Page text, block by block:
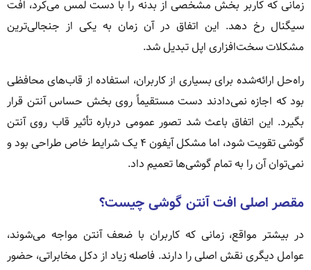
زمانی که کاربر بخش مشخصی از بدنه را با دست لمس می‌کرد، افت
سیگنال رخ دهد. این اتفاق در آن زمان به یکی از جنجالی‌ترین
مشکلات سخت‌افزاری اپل تبدیل شد.
راه‌حل ارائه‌شده برای بسیاری از کاربران، استفاده از قاب‌های محافظی
بود که اجازه نمی‌دادند دست مستقیماً روی بخش حساس آنتن قرار
بگیرد. این اتفاق باعث شد تصور عمومی درباره تأثیر قاب روی آنتن
گوشی تقویت شود، اما مشکل آیفون ۴ یک شرایط خاص طراحی بود و
نمی‌توان آن را به تمام گوشی‌ها تعمیم داد.
مقصر اصلی افت آنتن گوشی چیست؟
در بیشتر مواقع، زمانی که کاربران با ضعف آنتن مواجه می‌شوند،
عوامل دیگری نقش اصلی را دارند. فاصله زیاد از دکل مخابراتی، حضور